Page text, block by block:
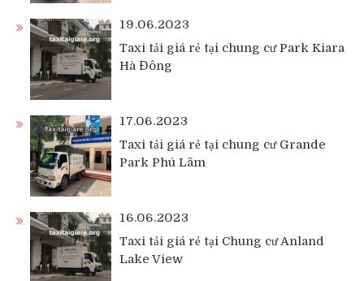
19.06.2023
Taxi tải giá rẻ tại chung cư Park Kiara
Hà Đông
17.06.2023
Taxi tải giá rẻ tại chung cư Grande
Park Phú Lãm
16.06.2023
Taxi tải giá rẻ tại Chung cư Anland
Lake View